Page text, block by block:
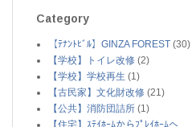
Category
【ﾃﾅﾝﾄﾋﾞﾙ】GINZA FOREST (30)
【学校】トイレ改修 (2)
【学校】学校再生 (1)
【古民家】文化財改修 (21)
【公共】消防団詰所 (1)
【住宅】ｽﾃｲﾎｰﾑからﾌﾟﾚｲﾎｰﾑへ